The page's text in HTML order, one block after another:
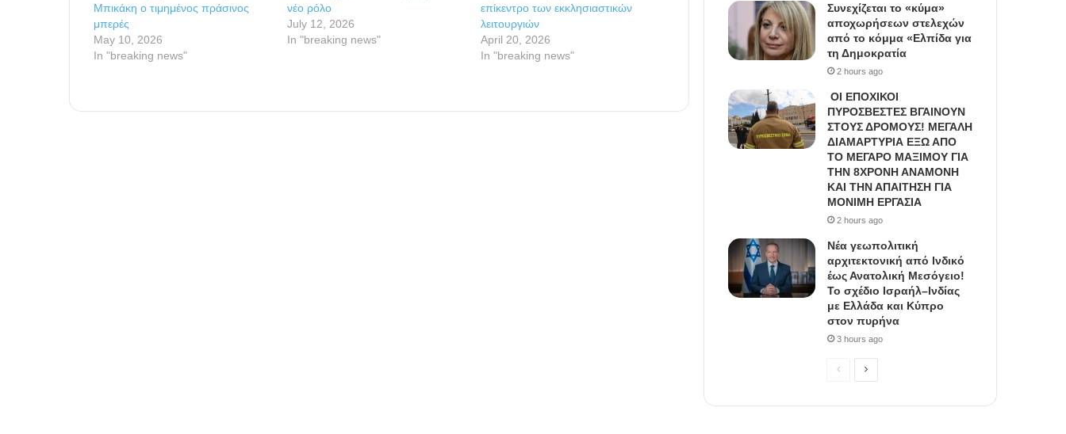
Μπικάκη ο τιμημένος πράσινος
μπερές
May 10, 2026
In "breaking news"
νέο ρόλο
July 12, 2026
In "breaking news"
επίκεντρο των εκκλησιαστικών
λειτουργιών
April 20, 2026
In "breaking news"
Συνεχίζεται το «κύμα»
αποχωρήσεων στελεχών
από το κόμμα «Ελπίδα για
τη Δημοκρατία
2 hours ago
ΟΙ ΕΠΟΧΙΚΟΙ
ΠΥΡΟΣΒΕΣΤΕΣ ΒΓΑΙΝΟΥΝ
ΣΤΟΥΣ ΔΡΟΜΟΥΣ! ΜΕΓΑΛΗ
ΔΙΑΜΑΡΤΥΡΙΑ ΕΞΩ ΑΠΟ
ΤΟ ΜΕΓΑΡΟ ΜΑΞΙΜΟΥ ΓΙΑ
ΤΗΝ 8ΧΡΟΝΗ ΑΝΑΜΟΝΗ
ΚΑΙ ΤΗΝ ΑΠΑΙΤΗΣΗ ΓΙΑ
ΜΟΝΙΜΗ ΕΡΓΑΣΙΑ
2 hours ago
Νέα γεωπολιτική
αρχιτεκτονική από Ινδικό
έως Ανατολική Μεσόγειο!
Το σχέδιο Ισραήλ–Ινδίας
με Ελλάδα και Κύπρο
στον πυρήνα
3 hours ago